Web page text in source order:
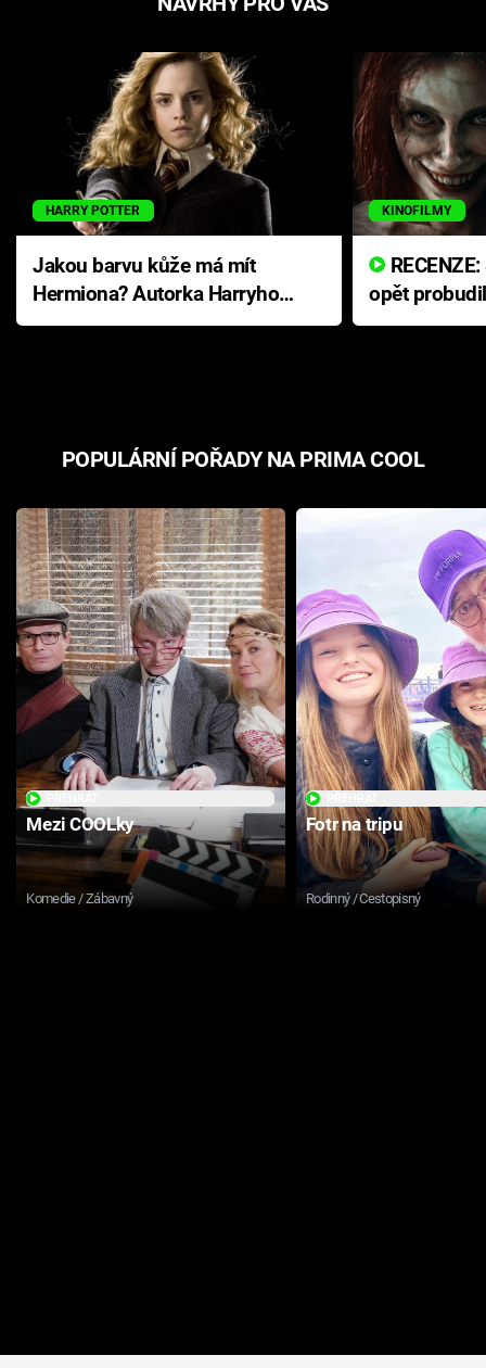
HARRY POTTER
Jakou barvu kůže má mít
Hermiona? Autorka Harryho
Pottera přišla s ráznou
KINOFILMY
opět
přichází s
POPULÁRNÍ POŘADY NA PRIMA COOL
Mezi COOLky
Komedie / Zábavný
Fotr na tripu
Rodinný / Cestopisný